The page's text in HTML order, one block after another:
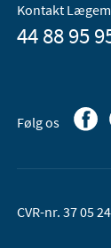
Kontakt
44 88 95
Følg os
CVR-nr. 37 05